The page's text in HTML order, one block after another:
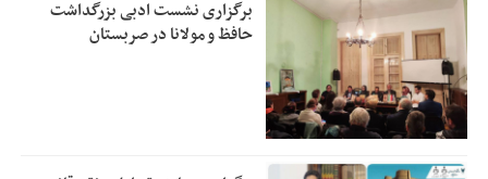
برگزاری نشست ادبی بزرگداشت
حافظ و مولانا در صربستان